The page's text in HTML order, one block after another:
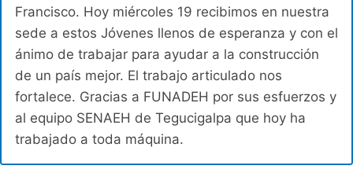
Francisco. Hoy miércoles 19 recibimos en nuestra
sede a estos Jóvenes llenos de esperanza y con el
ánimo de trabajar para ayudar a la construcción
de un país mejor. El trabajo articulado nos
fortalece. Gracias a FUNADEH por sus esfuerzos y
al equipo SENAEH de Tegucigalpa que hoy ha
trabajado a toda máquina.